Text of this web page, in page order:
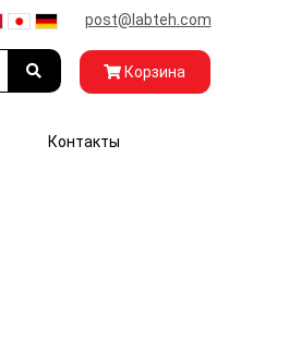
post@labteh.com
Корзина
Контакты